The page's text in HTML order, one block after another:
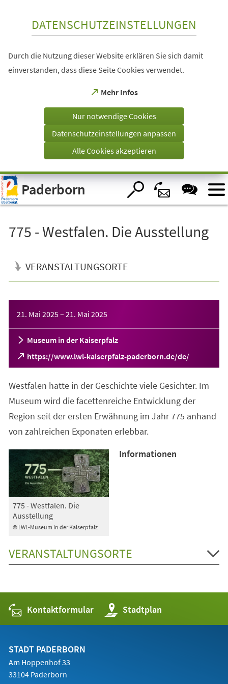
Visuelle
Assistenzsoftware
öffnen.
DATENSCHUTZEINSTELLUNGEN
Durch die Nutzung dieser Website erklären Sie sich damit
einverstanden, dass diese Seite Cookies verwendet.
Mehr Infos
(Öffnet
einem
Tab)
Nur notwendige Cookies
Datenschutzeinstellungen anpassen
Alle Cookies akzeptieren
Paderborn
775 - Westfalen. Die Ausstellung
VERANSTALTUNGSORTE
21. Mai 2025– 21. Mai 2025
Museum in der Kaiserpfalz
https://www.lwl-kaiserpfalz-paderborn.de/de/
(Öffnet
in
neuen
Westfalen hatte in der Geschichte viele Gesichter. Im
Museum wird die facettenreiche Entwicklung der
Region seit der ersten Erwähnung im Jahr 775 anhand
von zahlreichen Exponaten erlebbar.
© LWL-Museum in der Kaiserpfalz
775 - Westfalen. Die
Ausstellung
Informationen
VERANSTALTUNGSORTE
Kontaktformular Stadtplan
(Öffnet
in
einem
STADT PADERBORN
Am Hoppenhof 33
33104 Paderborn